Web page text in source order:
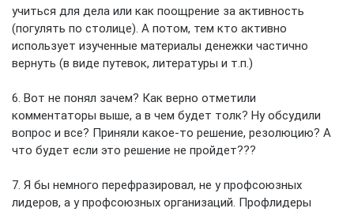
учиться для дела или как поощрение за активность
(погулять по столице). А потом, тем кто активно
использует изученные материалы денежки частично
вернуть (в виде путевок, литературы и т.п.)
6. Вот не понял зачем? Как верно отметили
комментаторы выше, а в чем будет толк? Ну обсудили
вопрос и все? Приняли какое-то решение, резолюцию? А
что будет если это решение не пройдет???
7. Я бы немного перефразировал, не у профсоюзных
лидеров, а у профсоюзных организаций. Профлидеры